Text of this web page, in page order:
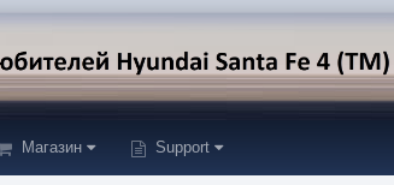
Магазин Support